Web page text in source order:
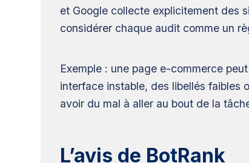
et Google collecte explicitement des
considérer chaque audit comme un
Exemple : une page e-commerce
interface instable, des libellés faibles
avoir du mal à aller au bout de la
L’avis de BotRank